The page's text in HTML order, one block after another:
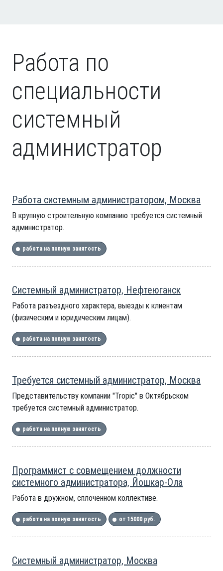
Работа по
специальности
системный
администратор
Работа системным администратором, Москва
В крупную строительную компанию требуется системный
администратор.
работа на полную занятость
Системный администратор, Нефтеюганск
Работа разъездного характера, выезды к клиентам
(физическим и юридическим лицам).
работа на полную занятость
Требуется системный администратор, Москва
Представительству компании "Tropic" в Октябрьском
требуется системный администратор.
работа на полную занятость
Программист с совмещением должности
системного администратора, Йошкар-Ола
Работа в дружном, сплоченном коллективе.
работа на полную занятость от 15000 руб.
Системный администратор, Москва